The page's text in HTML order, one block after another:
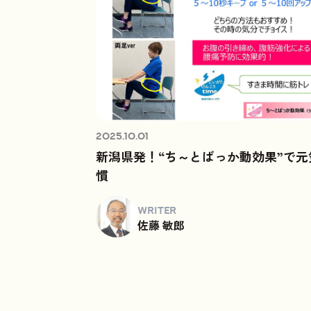
2025.10.01
新潟県発！“ち～とばっか動効果”で
慣
WRITER
佐藤 敏郎